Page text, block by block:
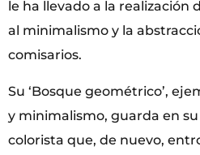
le ha llevado a la realización
al minimalismo y la
comisarios.
Su ‘Bosque geométrico’,
y minimalismo, guarda en
colorista que, de nuevo,